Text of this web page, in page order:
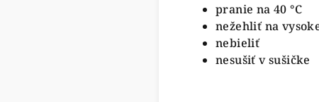
pranie na 40 °C
nežehliť na
nebieliť
nesušiť v sušičke